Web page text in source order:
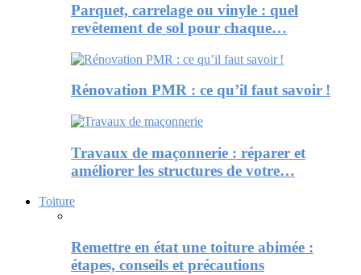
Parquet, carrelage ou vinyle : quel
revêtement de sol pour chaque…
Rénovation PMR : ce qu’il faut savoir !
Travaux de maçonnerie : réparer et
améliorer les structures de votre…
Toiture
Remettre en état une toiture abimée :
étapes, conseils et précautions